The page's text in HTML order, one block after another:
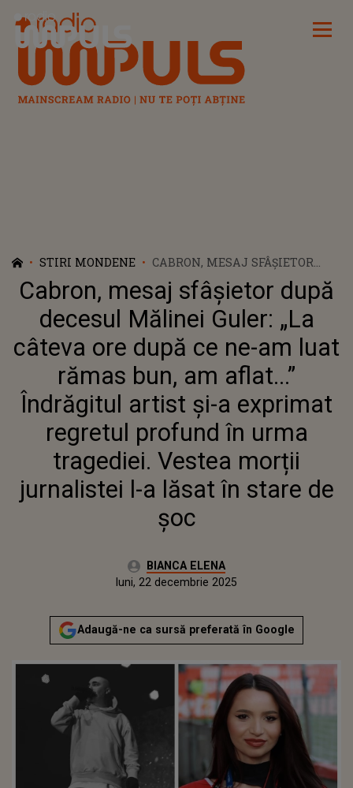
Radio Impuls
STIRI MONDENE
CABRON, MESAJ SFÂȘIETOR
DUPĂ DECESUL MĂLINEI
GULER: „LA CÂTEVA ORE DUPĂ
CE NE-AM LUAT RĂMAS BUN,
AM AFLAT...” ÎNDRĂGITUL
ARTIST ȘI-A EXPRIMAT
REGRETUL PROFUND ÎN URMA
TRAGEDIEI. VESTEA MORȚII
JURNALISTEI L-A LĂSAT ÎN
STARE DE ȘOC
Cabron, mesaj sfâșietor după
decesul Mălinei Guler: „La
câteva ore după ce ne-am luat
rămas bun, am aflat...”
Îndrăgitul artist și-a exprimat
regretul profund în urma
tragediei. Vestea morții
jurnalistei l-a lăsat în stare de
șoc
Autor:BIANCA ELENA
luni, 22 decembrie 2025Actualizat:
luni, 22 decembrie 2025
Adaugă-ne ca sursă preferată în Google